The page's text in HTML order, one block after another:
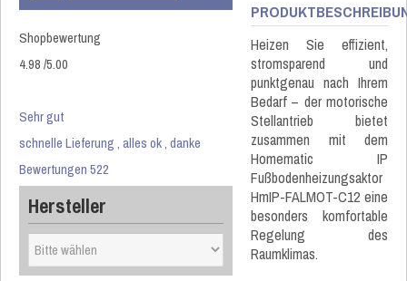
Shopbewertung
4.98/5.00
Sehr gut
schnelle Lieferung , alles ok , danke
Bewertungen 522
Hersteller
Heizen Sie effizient,
stromsparend und
punktgenau nach Ihrem
Bedarf – der motorische
Stellantrieb bietet
zusammen mit dem
Homematic IP
Fußbodenheizungsaktor
HmIP-FALMOT-C12 eine
besonders komfortable
Regelung des
Raumklimas.